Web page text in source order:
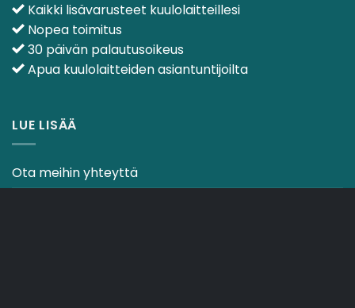
Kaikki lisävarusteet kuulolaitteillesi
Nopea toimitus
30 päivän palautusoikeus
Apua kuulolaitteiden asiantuntijoilta
LUE LISÄÄ
Ota meihin yhteyttä